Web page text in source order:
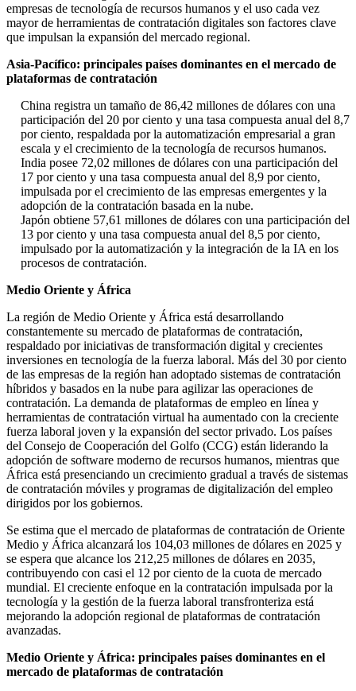
empresas de tecnología de recursos humanos y el uso cada vez
mayor de herramientas de contratación digitales son factores clave
que impulsan la expansión del mercado regional.
Asia-Pacífico: principales países dominantes en el mercado de
plataformas de contratación
China registra un tamaño de 86,42 millones de dólares con una
participación del 20 por ciento y una tasa compuesta anual del 8,7
por ciento, respaldada por la automatización empresarial a gran
escala y el crecimiento de la tecnología de recursos humanos.
India posee 72,02 millones de dólares con una participación del
17 por ciento y una tasa compuesta anual del 8,9 por ciento,
impulsada por el crecimiento de las empresas emergentes y la
adopción de la contratación basada en la nube.
Japón obtiene 57,61 millones de dólares con una participación del
13 por ciento y una tasa compuesta anual del 8,5 por ciento,
impulsado por la automatización y la integración de la IA en los
procesos de contratación.
Medio Oriente y África
La región de Medio Oriente y África está desarrollando
constantemente su mercado de plataformas de contratación,
respaldado por iniciativas de transformación digital y crecientes
inversiones en tecnología de la fuerza laboral. Más del 30 por ciento
de las empresas de la región han adoptado sistemas de contratación
híbridos y basados ​​en la nube para agilizar las operaciones de
contratación. La demanda de plataformas de empleo en línea y
herramientas de contratación virtual ha aumentado con la creciente
fuerza laboral joven y la expansión del sector privado. Los países
del Consejo de Cooperación del Golfo (CCG) están liderando la
adopción de software moderno de recursos humanos, mientras que
África está presenciando un crecimiento gradual a través de sistemas
de contratación móviles y programas de digitalización del empleo
dirigidos por los gobiernos.
Se estima que el mercado de plataformas de contratación de Oriente
Medio y África alcanzará los 104,03 millones de dólares en 2025 y
se espera que alcance los 212,25 millones de dólares en 2035,
contribuyendo con casi el 12 por ciento de la cuota de mercado
mundial. El creciente enfoque en la contratación impulsada por la
tecnología y la gestión de la fuerza laboral transfronteriza está
mejorando la adopción regional de plataformas de contratación
avanzadas.
Medio Oriente y África: principales países dominantes en el
mercado de plataformas de contratación